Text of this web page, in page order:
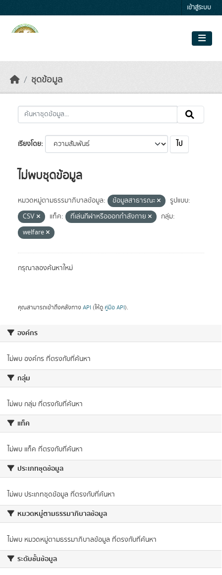
เข้าสู่ระบบ
ชุดข้อมูล
องค์กร
ไม่พบ องค์กร ที่ตรงกับที่ค้นหา
กลุ่ม
ไม่พบ กลุ่ม ที่ตรงกับที่ค้นหา
แท็ค
ไม่พบ แท็ค ที่ตรงกับที่ค้นหา
ประเภทชุดข้อมูล
ไม่พบ ประเภทชุดข้อมูล ที่ตรงกับที่ค้นหา
หมวดหมู่ตามธรรมาภิบาลข้อมูล
ไม่พบ หมวดหมู่ตามธรรมาภิบาลข้อมูล ที่ตรงกับที่ค้นหา
ระดับชั้นข้อมูล
เรียงโดย ไป
ไม่พบชุดข้อมูล
หมวดหมู่ตามธรรมาภิบาลข้อมูล: ข้อมูลสาธารณะ
รูปแบบ:
CSV
แท็ค: ที่เล่นกีฬาหรือออกกำลังกาย
กลุ่ม:
welfare
กรุณาลองค้นหาใหม่
คุณสามารถเข้าถึงคลังทาง API (ให้ดู คู่มือ API).